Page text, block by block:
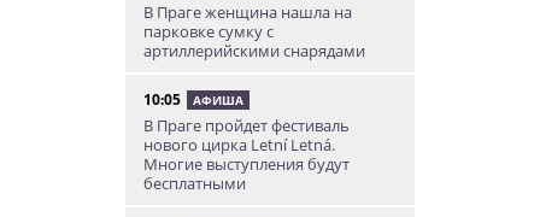
В Праге женщина нашла на
парковке сумку с
артиллерийскими снарядами
10:05 АФИША
В Праге пройдет фестиваль
нового цирка Letní Letná.
Многие выступления будут
бесплатными